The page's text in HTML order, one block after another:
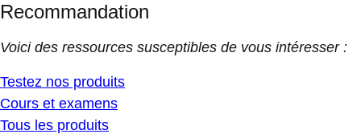
Recommandation
Voici des ressources susceptibles de vous intéresser :
Testez nos produits
Cours et examens
Tous les produits